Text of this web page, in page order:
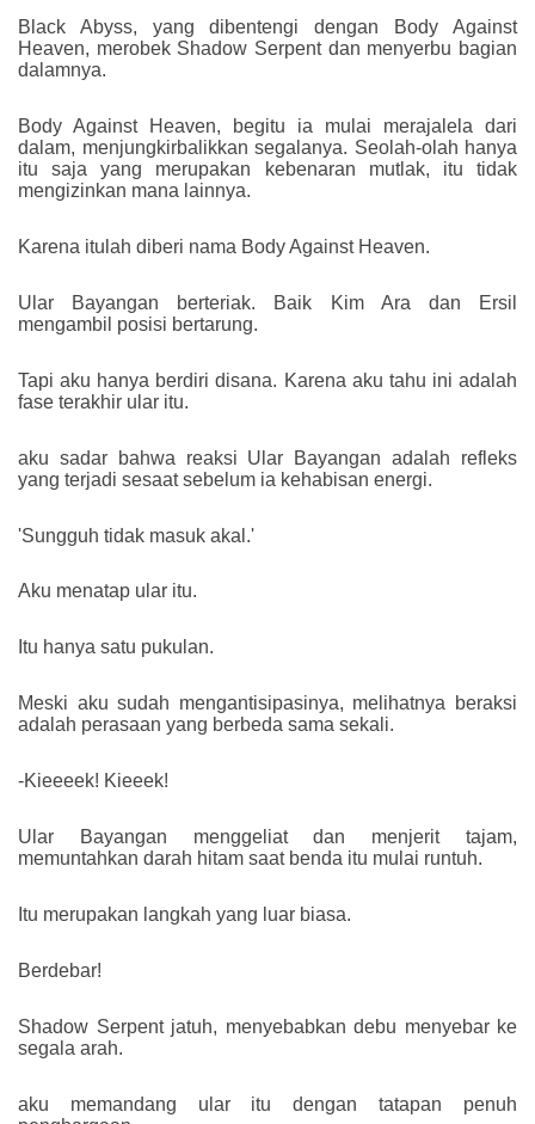
Black Abyss, yang dibentengi dengan Body Against
Heaven, merobek Shadow Serpent dan menyerbu bagian
dalamnya.
Body Against Heaven, begitu ia mulai merajalela dari
dalam, menjungkirbalikkan segalanya. Seolah-olah hanya
itu saja yang merupakan kebenaran mutlak, itu tidak
mengizinkan mana lainnya.
Karena itulah diberi nama Body Against Heaven.
Ular Bayangan berteriak. Baik Kim Ara dan Ersil
mengambil posisi bertarung.
Tapi aku hanya berdiri disana. Karena aku tahu ini adalah
fase terakhir ular itu.
aku sadar bahwa reaksi Ular Bayangan adalah refleks
yang terjadi sesaat sebelum ia kehabisan energi.
'Sungguh tidak masuk akal.'
Aku menatap ular itu.
Itu hanya satu pukulan.
Meski aku sudah mengantisipasinya, melihatnya beraksi
adalah perasaan yang berbeda sama sekali.
-Kieeeek! Kieeek!
Ular Bayangan menggeliat dan menjerit tajam,
memuntahkan darah hitam saat benda itu mulai runtuh.
Itu merupakan langkah yang luar biasa.
Berdebar!
Shadow Serpent jatuh, menyebabkan debu menyebar ke
segala arah.
aku memandang ular itu dengan tatapan penuh